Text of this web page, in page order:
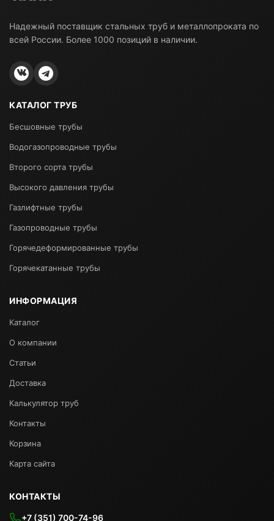
Надежный поставщик стальных труб и металлопроката по
всей России. Более 1000 позиций в наличии.
КАТАЛОГ ТРУБ
Бесшовные трубы
Водогазопроводные трубы
Второго сорта трубы
Высокого давления трубы
Газлифтные трубы
Газопроводные трубы
Горячедеформированные трубы
Горячекатанные трубы
ИНФОРМАЦИЯ
Каталог
О компании
Статьи
Доставка
Калькулятор труб
Контакты
Корзина
Карта сайта
КОНТАКТЫ
+7 (351) 700-74-96